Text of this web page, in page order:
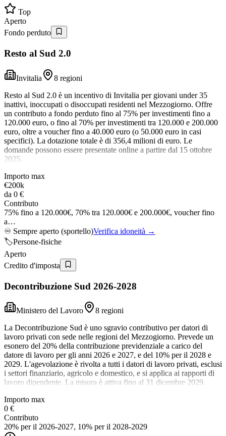
Top
Aperto
Fondo perduto
Resto al Sud 2.0
Invitalia
8 regioni
Resto al Sud 2.0 è un incentivo di Invitalia per giovani under 35
inattivi, inoccupati o disoccupati residenti nel Mezzogiorno. Offre
un contributo a fondo perduto fino al 75% per investimenti fino a
120.000 euro, o fino al 70% per investimenti tra 120.000 e 200.000
euro, oltre a voucher fino a 40.000 euro (o 50.000 euro in casi
specifici). La dotazione totale è di 356,4 milioni di euro. Le
domande possono essere presentate online a partire dal 15 ottobre
2025.
Importo max
€200k
da 0 €
Contributo
75% fino a 120.000€, 70% tra 120.000€ e 200.000€, voucher fino
a…
♾️ Sempre aperto (sportello)Verifica idoneità →
🏷️Persone-fisiche
Aperto
Credito d'imposta
Decontribuzione Sud 2026-2028
Ministero del Lavoro
8 regioni
La Decontribuzione Sud è uno sgravio contributivo per datori di
lavoro privati con sede nelle regioni del Mezzogiorno. Prevede un
esonero del 20% della contribuzione previdenziale a carico del
datore di lavoro per gli anni 2026 e 2027, e del 10% per il 2028 e
2029. L'agevolazione è rivolta a tutti i datori di lavoro privati, esclusi
i settori finanziario, agricolo e domestico, e si applica ai rapporti di
lavoro dipendente. La misura è attiva fino al 31 dicembre 2029.
Importo max
0 €
Contributo
20% per il 2026-2027, 10% per il 2028-2029